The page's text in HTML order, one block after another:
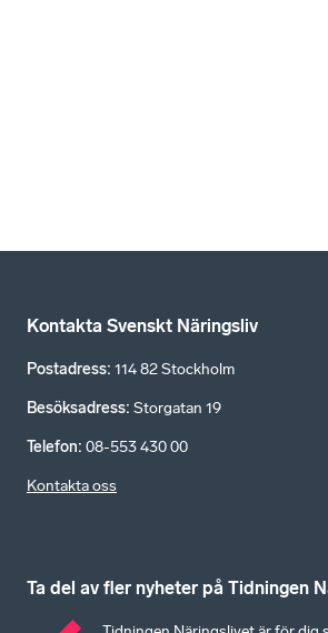
Kontakta Svenskt Näringsliv
Postadress: 114 82 Stockholm
Besöksadress: Storgatan 19
Telefon: 08-553 430 00
Kontakta oss
Ta del av fler nyheter på Tidningen